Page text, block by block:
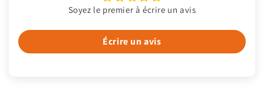
Soyez le premier à écrire un avis
Écrire un avis